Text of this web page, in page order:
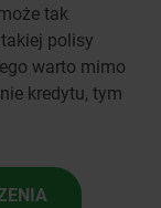
tak
polisy
warto mimo
kredytu, tym